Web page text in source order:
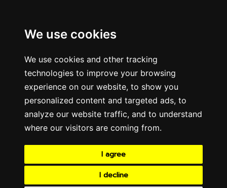
We use cookies
We use cookies and other tracking
technologies to improve your browsing
experience on our website, to show you
personalized content and targeted ads, to
analyze our website traffic, and to understand
where our visitors are coming from.
I agree
I decline